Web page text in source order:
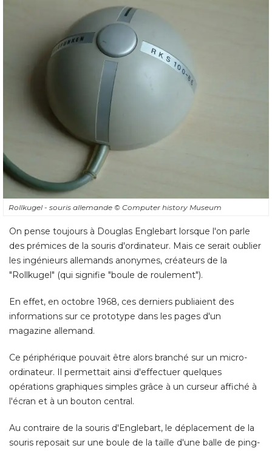
Rollkugel - souris allemande © Computer history Museum
On pense toujours à Douglas Englebart lorsque l'on parle
des prémices de la souris d'ordinateur. Mais ce serait oublier
les ingénieurs allemands anonymes, créateurs de la
"Rollkugel" (qui signifie "boule de roulement").
En effet, en octobre 1968, ces derniers publiaient des
informations sur ce prototype dans les pages d'un
magazine allemand.
Ce périphérique pouvait être alors branché sur un micro-
ordinateur. Il permettait ainsi d'effectuer quelques
opérations graphiques simples grâce à un curseur affiché à
l'écran et à un bouton central.
Au contraire de la souris d'Englebart, le déplacement de la
souris reposait sur une boule de la taille d'une balle de ping-